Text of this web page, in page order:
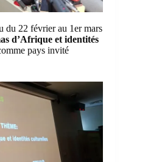
du 22 février au 1er mars
d’Afrique et identités
pays invité